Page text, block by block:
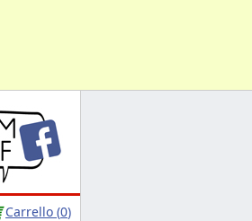
Carrello (0)